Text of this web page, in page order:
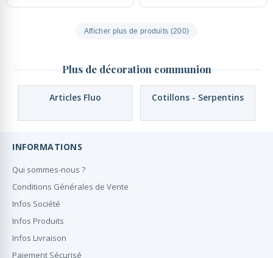
Afficher plus de produits (200)
Plus de décoration communion
Articles Fluo Cotillons - Serpentins
INFORMATIONS
Qui sommes-nous ?
Conditions Générales de Vente
Infos Société
Infos Produits
Infos Livraison
Paiement Sécurisé